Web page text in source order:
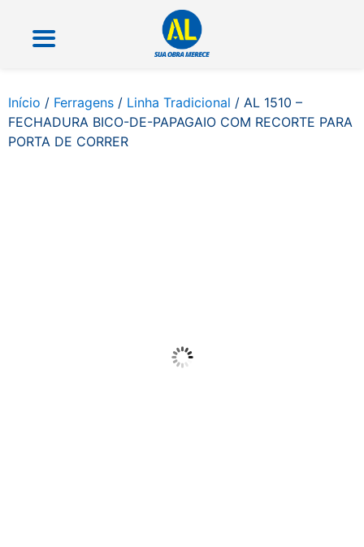
Início / Ferragens / Linha Tradicional / AL 1510 –
FECHADURA BICO-DE-PAPAGAIO COM RECORTE PARA
PORTA DE CORRER